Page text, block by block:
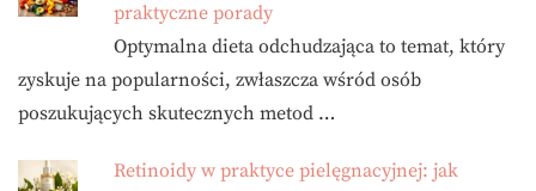
praktyczne porady
Optymalna dieta odchudzająca to temat, który
zyskuje na popularności, zwłaszcza wśród osób
poszukujących skutecznych metod …
Retinoidy w praktyce pielęgnacyjnej: jak